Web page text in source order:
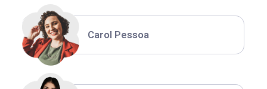
Carol Pessoa